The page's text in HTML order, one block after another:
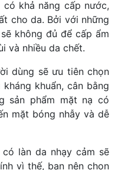
khả năng cấp nước,
cho da. Bởi với những
không đủ để cấp ẩm
và nhiều da chết.
dùng sẽ ưu tiên chọn
khuẩn, cân bằng
sản phẩm mặt nạ có
mặt bóng nhẫy và dễ
làn da nhạy cảm sẽ
vì thế, bạn nên chọn